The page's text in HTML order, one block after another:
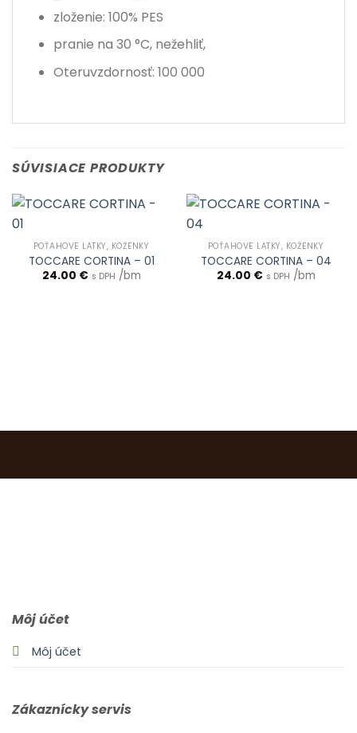
zloženie: 100% PES
pranie na 30 °C, nežehliť,
Oteruvzdornosť: 100 000
SÚVISIACE PRODUKTY
POŤAHOVÉ LÁTKY, KOŽENKY
TOCCARE CORTINA – 01
24.00 € s DPH /bm
POŤAHOVÉ LÁTKY, KOŽENKY
TOCCARE CORTINA – 04
24.00 € s DPH /bm
Môj účet
Môj účet
Zákaznícky servis